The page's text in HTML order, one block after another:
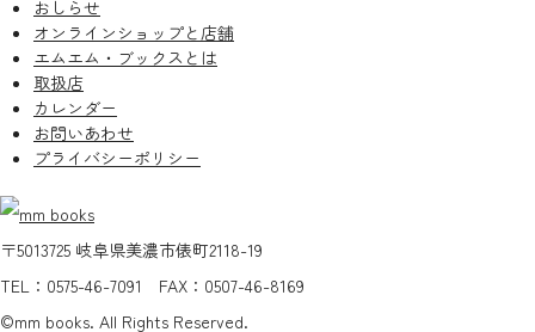
おしらせ
オンラインショップと店舗
エムエム・ブックスとは
取扱店
カレンダー
お問いあわせ
プライバシーポリシー
〒5013725 岐阜県美濃市俵町2118-19
TEL：0575-46-7091 FAX：0507-46-8169
©mm books. All Rights Reserved.